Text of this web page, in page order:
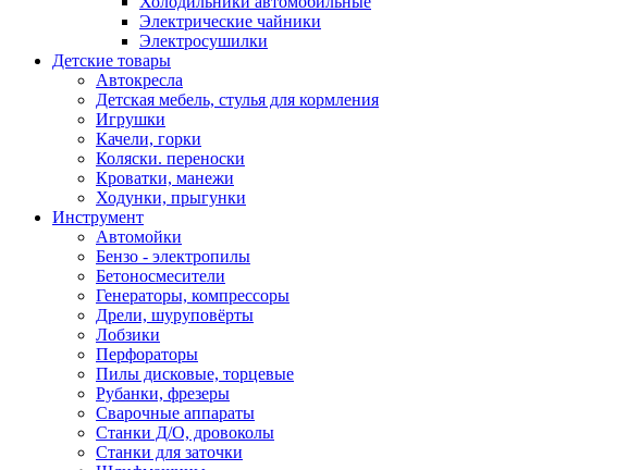
Электрические чайники
Электросушилки
Детские товары
Автокресла
Детская мебель, стулья для кормления
Игрушки
Качели, горки
Коляски. переноски
Кроватки, манежи
Ходунки, прыгунки
Инструмент
Автомойки
Бензо - электропилы
Бетоносмесители
Генераторы, компрессоры
Дрели, шуруповёрты
Лобзики
Перфораторы
Пилы дисковые, торцевые
Рубанки, фрезеры
Сварочные аппараты
Станки Д/О, дровоколы
Станки для заточки